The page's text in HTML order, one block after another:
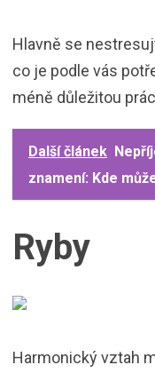
Hlavně se
co je podle vás
méně důležitou
Další článek
znamení: Kde
Ryby
Harmonický vztah